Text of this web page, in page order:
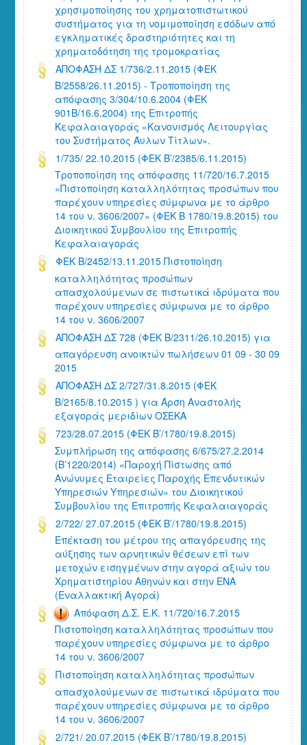
χρησιμοποίησης του χρηματοπιστωτικού
συστήματος για τη νομιμοποίηση εσόδων από
εγκληματικές δραστηριότητες και τη
χρηματοδότηση της τρομοκρατίας
ΑΠΟΦΑΣΗ ΔΣ 1/736/2.11.2015 (ΦΕΚ
Β/2558/26.11.2015) - Τροποποίηση της
απόφασης 3/304/10.6.2004 (ΦΕΚ
901Β/16.6.2004) της Επιτροπής
Κεφαλαιαγοράς «Κανονισμός Λειτουργίας
του Συστήματος Άυλων Τίτλων».
1/735/ 22.10.2015 (ΦΕΚ Β’/2385/6.11.2015)
Τροποποίηση της απόφασης 11/720/16.7.2015
«Πιστοποίηση καταλληλότητας προσώπων που
παρέχουν υπηρεσίες σύμφωνα με το άρθρο
14 του ν. 3606/2007» (ΦΕΚ Β 1780/19.8.2015) του
Διοικητικού Συμβουλίου της Επιτροπής
Κεφαλαιαγοράς
ΦΕΚ Β/2452/13.11.2015 Πιστοποίηση
καταλληλότητας προσώπων
απασχολούμενων σε πιστωτικά ιδρύματα που
παρέχουν υπηρεσίες σύμφωνα με το άρθρο
14 του ν. 3606/2007
ΑΠΟΦΑΣΗ ΔΣ 728 (ΦΕΚ Β/2311/26.10.2015) για
απαγόρευση ανοικτών πωλήσεων 01 09 - 30 09
2015
ΑΠΟΦΑΣΗ ΔΣ 2/727/31.8.2015 (ΦΕΚ
Β/2165/8.10.2015 ) για Άρση Αναστολής
εξαγοράς μεριδίων ΟΣΕΚΑ
723/28.07.2015 (ΦΕΚ Β’/1780/19.8.2015)
Συμπλήρωση της απόφασης 6/675/27.2.2014
(Β’1220/2014) «Παροχή Πίστωσης από
Ανώνυμες Εταιρείες Παροχής Επενδυτικών
Υπηρεσιών Υπηρεσιών» του Διοικητικού
Συμβουλίου της Επιτροπής Κεφαλαιαγοράς
2/722/ 27.07.2015 (ΦΕΚ Β’/1780/19.8.2015)
Επέκταση του μέτρου της απαγόρευσης της
αύξησης των αρνητικών θέσεων επί των
μετοχών εισηγμένων στην αγορά αξιών του
Χρηματιστηρίου Αθηνών και στην ΕΝΑ
(Εναλλακτική Αγορά)
Απόφαση Δ.Σ. Ε.Κ. 11/720/16.7.2015
Πιστοποίηση καταλληλότητας προσώπων που
παρέχουν υπηρεσίες σύμφωνα με το άρθρο
14 του ν. 3606/2007
Πιστοποίηση καταλληλότητας προσώπων
απασχολούμενων σε πιστωτικά ιδρύματα που
παρέχουν υπηρεσίες σύμφωνα με το άρθρο
14 του ν. 3606/2007
2/721/ 20.07.2015 (ΦΕΚ Β’/1780/19.8.2015)